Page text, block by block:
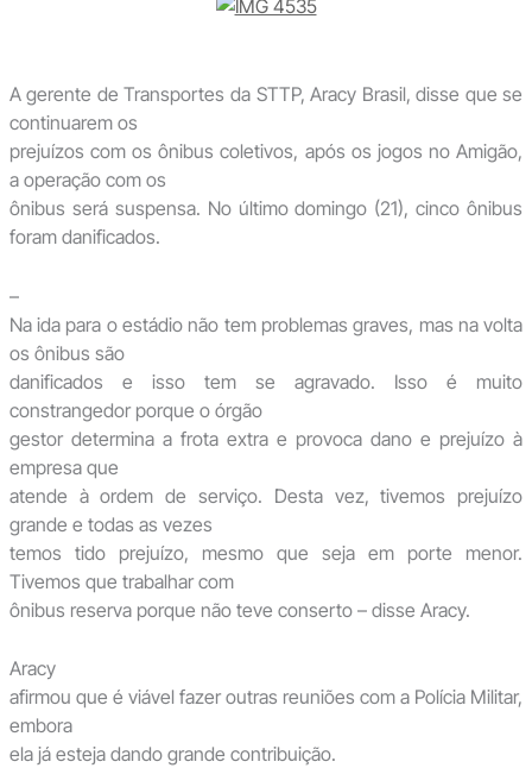
A gerente de Transportes da STTP, Aracy Brasil, disse que se
continuarem os
prejuízos com os ônibus coletivos, após os jogos no Amigão,
a operação com os
ônibus será suspensa. No último domingo (21), cinco ônibus
foram danificados.
–
Na ida para o estádio não tem problemas graves, mas na volta
os ônibus são
danificados e isso tem se agravado. Isso é muito
constrangedor porque o órgão
gestor determina a frota extra e provoca dano e prejuízo à
empresa que
atende à ordem de serviço. Desta vez, tivemos prejuízo
grande e todas as vezes
temos tido prejuízo, mesmo que seja em porte menor.
Tivemos que trabalhar com
ônibus reserva porque não teve conserto – disse Aracy.
Aracy
afirmou que é viável fazer outras reuniões com a Polícia Militar,
embora
ela já esteja dando grande contribuição.